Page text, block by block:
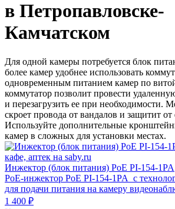
в Петропавловске-
Камчатском
Для одной камеры потребуется блок
более камер удобнее использовать
одновременным питанием камер по
коммутатор позволит провести
и перезагрузить ее при необходимости.
скроет провода от вандалов и защитит от
Используйте дополнительные
камер в сложных для установки местах.
Инжектор (блок питания) PoE PI-154-1PA
РоЕ-инжектор PoE PI-154-1PA с
для подачи питания на камеру
1 400 ₽